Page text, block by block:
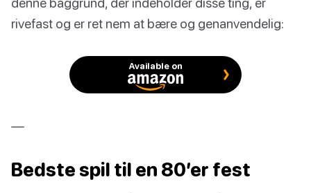
rivefast og er ret nem at bære og genanvendelig:
Available on
—
Bedste spil til en 80’er fest